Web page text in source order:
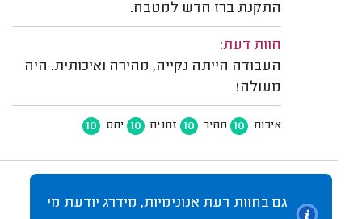
התקנת ברז חדש למטבח.
חוות דעת:
העבודה הייתה נקייה, מהירה ואיכותית. היה
מעולה!
איכות 10 מחיר 10 זמנים 10 יחס 10
גם בחוות דעת אנונימיות, מידרג יודעת מי